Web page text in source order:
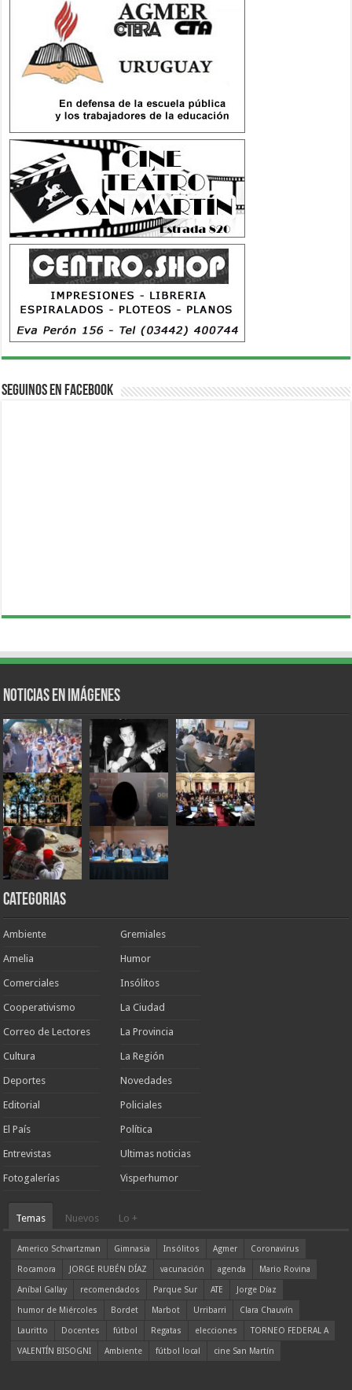
Seguinos en Facebook
Noticias en Imágenes
Categorias
Ambiente
Amelia
Comerciales
Cooperativismo
Correo de Lectores
Cultura
Deportes
Editorial
El País
Entrevistas
Fotogalerías
Gremiales
Humor
Insólitos
La Ciudad
La Provincia
La Región
Novedades
Policiales
Política
Ultimas noticias
Visperhumor
Temas Nuevos Lo +
Americo Schvartzman Gimnasia Insólitos Agmer
Coronavirus
Rocamora
JORGE RUBÉN DÍAZ vacunación agenda
Mario Rovina
Aníbal Gallay
recomendados Parque Sur ATE
Jorge Díaz
humor de Miércoles
Bordet Marbot Urribarri
Clara Chauvín
Lauritto
Docentes fútbol Regatas elecciones
TORNEO FEDERAL A
VALENTÍN BISOGNI
Ambiente fútbol local cine San Martín